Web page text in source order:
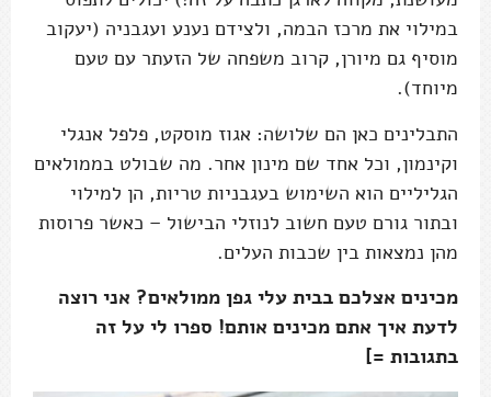
במילוי את מרכז הבמה, ולצידם נענע ועגבניה (יעקוב
מוסיף גם מיורן, קרוב משפחה של הזעתר עם טעם
מיוחד).
התבלינים כאן הם שלושה: אגוז מוסקט, פלפל אנגלי
וקינמון, וכל אחד שם מינון אחר. מה שבולט בממולאים
הגליליים הוא השימוש בעגבניות טריות, הן למילוי
ובתור גורם טעם חשוב לנוזלי הבישול – כאשר פרוסות
מהן נמצאות בין שכבות העלים.
מכינים אצלכם בבית עלי גפן ממולאים? אני רוצה
לדעת איך אתם מכינים אותם! ספרו לי על זה
בתגובות =]